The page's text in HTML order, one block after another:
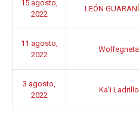
15 agosto,
2022
LEÓN GUARANÍ
11 agosto,
2022
Wolfegneta
3 agosto,
2022
Ka’i Ladrillo